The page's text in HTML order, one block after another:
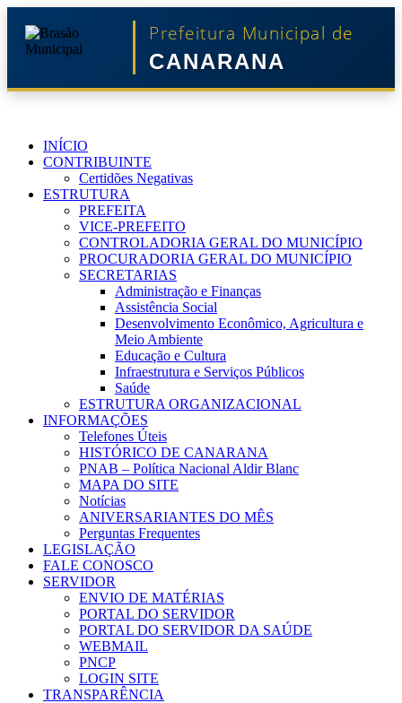
Prefeitura Municipal de
CANARANA
INÍCIO
CONTRIBUINTE
Certidões Negativas
ESTRUTURA
PREFEITA
VICE-PREFEITO
CONTROLADORIA GERAL DO MUNICÍPIO
PROCURADORIA GERAL DO MUNICÍPIO
SECRETARIAS
Administração e Finanças
Assistência Social
Desenvolvimento Econômico, Agricultura e
Meio Ambiente
Educação e Cultura
Infraestrutura e Serviços Públicos
Saúde
ESTRUTURA ORGANIZACIONAL
INFORMAÇÕES
Telefones Úteis
HISTÓRICO DE CANARANA
PNAB – Política Nacional Aldir Blanc
MAPA DO SITE
Notícias
ANIVERSARIANTES DO MÊS
Perguntas Frequentes
LEGISLAÇÃO
FALE CONOSCO
SERVIDOR
ENVIO DE MATÉRIAS
PORTAL DO SERVIDOR
PORTAL DO SERVIDOR DA SAÚDE
WEBMAIL
PNCP
LOGIN SITE
TRANSPARÊNCIA